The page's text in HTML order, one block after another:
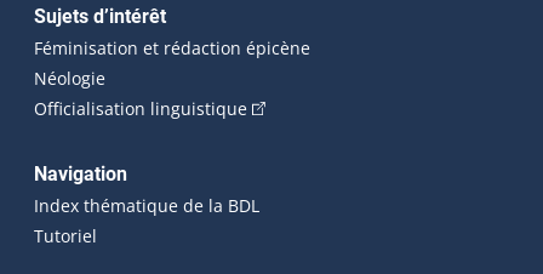
Sujets d’intérêt
Féminisation et rédaction épicène
Néologie
Officialisation linguistique(Cet hyperlien externe s'ouvrira
Navigation
Index thématique de la BDL
Tutoriel